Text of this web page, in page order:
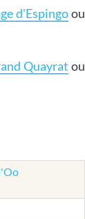
d'Espingoou
Quayrat ou